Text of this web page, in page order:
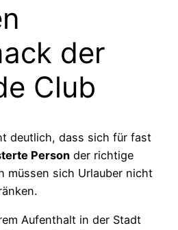
der
Club
deutlich, dass sich für fast
Person der richtige
müssen sich Urlauber nicht
Aufenthalt in der Stadt